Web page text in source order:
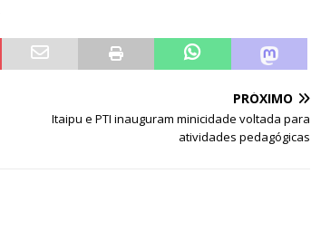
PRÓXIMO
Itaipu e PTI inauguram minicidade voltada para
atividades pedagógicas